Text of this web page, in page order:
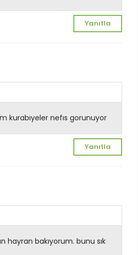
Yanıtla
kurabıyeler nefıs gorunuyor
Yanıtla
hayran bakıyorum. bunu sık